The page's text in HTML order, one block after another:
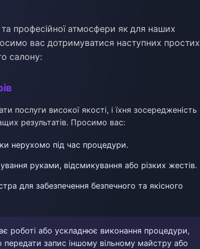
професійної атмосфери як для наших
вас дотримуватися наступних простих
салону:
послуги високої якості, і їхня зосередженість
результатів. Просимо вас:
нерухомо під час процедури.
руками, відсмикування або різких жестів.
для забезпечення безпечного та якісного
роботі або ускладнює виконання процедури,
запис іншому вільному майстру або